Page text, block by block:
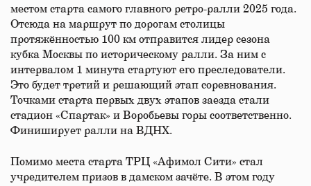
местом старта самого главного ретро-ралли 2025 года.
Отсюда на маршрут по дорогам столицы
протяжённостью 100 км отправится лидер сезона
кубка Москвы по историческому ралли. За ним с
интервалом 1 минута стартуют его преследователи.
Это будет третий и решающий этап соревнования.
Точками старта первых двух этапов заезда стали
стадион «Спартак» и Воробьевы горы соответственно.
Финиширует ралли на ВДНХ.
Помимо места старта ТРЦ «Афимол Сити» стал
учредителем призов в дамском зачёте. В этом году